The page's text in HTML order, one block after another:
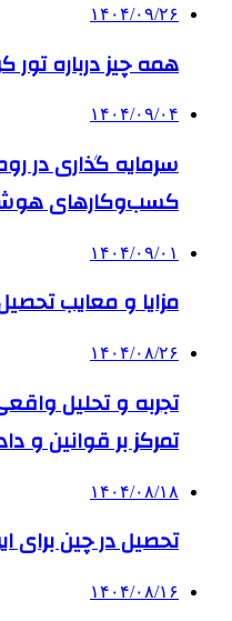
۱۴۰۴/۰۹/۲۶
همه چیز درباره تور
۱۴۰۴/۰۹/۰۴
سرمایه گذاری در
کسب‌وکارهای
۱۴۰۴/۰۹/۰۱
مزایا و معایب تحصیل
۱۴۰۴/۰۸/۲۶
تجربه و تحلیل
تمرکز بر قوانین و
۱۴۰۴/۰۸/۱۸
تحصیل در چین برای
۱۴۰۴/۰۸/۱۶